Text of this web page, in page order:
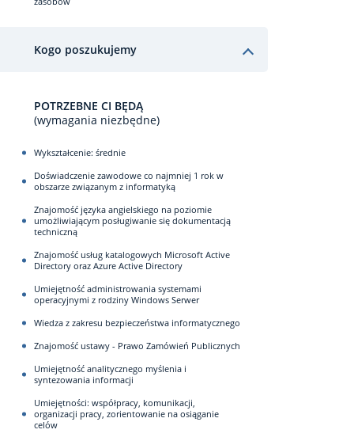
Kogo poszukujemy
POTRZEBNE CI BĘDĄ
(wymagania niezbędne)
Wykształcenie: średnie
Doświadczenie zawodowe co najmniej 1 rok w
obszarze związanym z informatyką
Znajomość języka angielskiego na poziomie
umożliwiającym posługiwanie się dokumentacją
techniczną
Znajomość usług katalogowych Microsoft Active
Directory oraz Azure Active Directory
Umiejętność administrowania systemami
operacyjnymi z rodziny Windows Serwer
Wiedza z zakresu bezpieczeństwa informatycznego
Znajomość ustawy - Prawo Zamówień Publicznych
Umiejętność analitycznego myślenia i
syntezowania informacji
Umiejętności: współpracy, komunikacji,
organizacji pracy, zorientowanie na osiąganie
celów